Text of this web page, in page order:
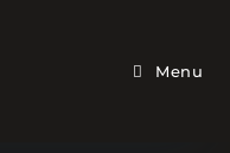
Menu